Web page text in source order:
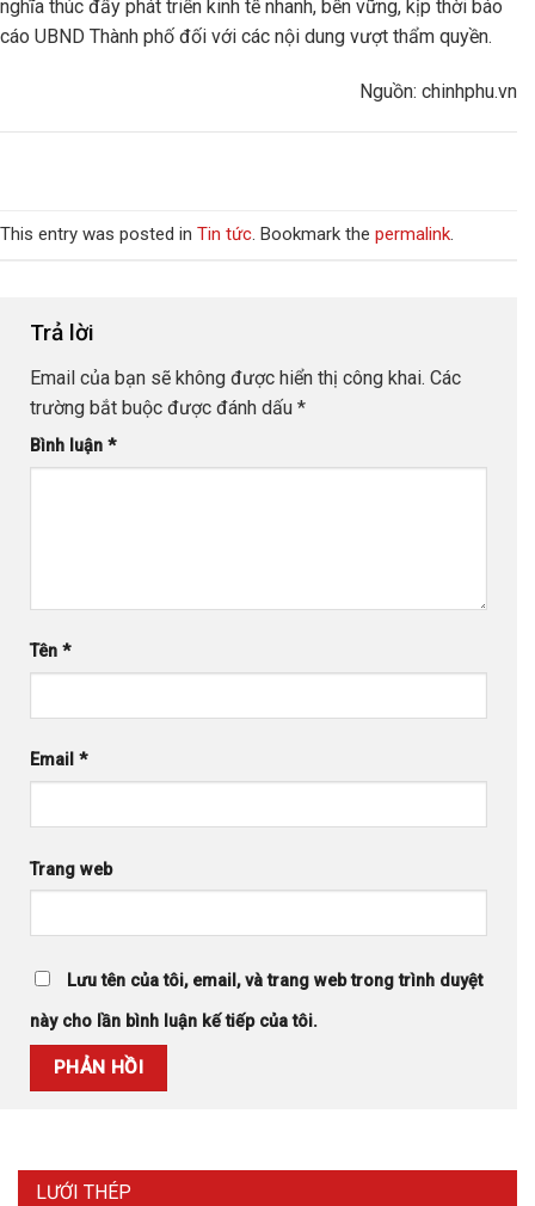
LƯỚI THÉP
nghĩa thúc đẩy phát triển kinh tế nhanh, bền vững, kịp thời báo
cáo UBND Thành phố đối với các nội dung vượt thẩm quyền.
Nguồn: chinhphu.vn
This entry was posted in Tin tức. Bookmark the permalink.
Trả lời
Email của bạn sẽ không được hiển thị công khai. Các
trường bắt buộc được đánh dấu *
Bình luận *
Tên *
Email *
Trang web
Lưu tên của tôi, email, và trang web trong trình duyệt
này cho lần bình luận kế tiếp của tôi.